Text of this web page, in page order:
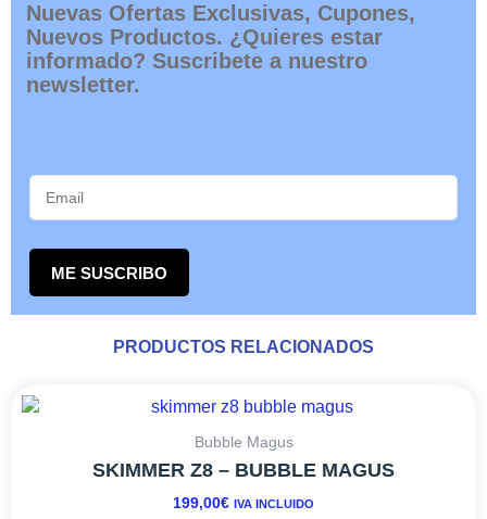
Nuevas Ofertas Exclusivas, Cupones,
Nuevos Productos. ¿Quieres estar
informado? Suscribete a nuestro
newsletter.
ME SUSCRIBO
PRODUCTOS RELACIONADOS
Bubble Magus
SKIMMER Z8 – BUBBLE MAGUS
199,00€ IVA INCLUIDO